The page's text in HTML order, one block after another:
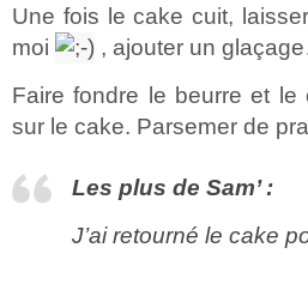
Une fois le cake cuit,
moi
, ajouter un
Faire fondre le beurre et le
sur le cake. Parsemer de
Les plus de Sam’ :
J’ai retourné le cake